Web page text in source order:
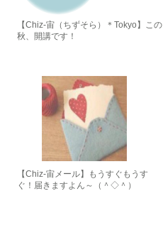
【Chiz-宙（ちずそら）＊Tokyo】この
秋、開講です！
【Chiz-宙メール】もうすぐもうす
ぐ！届きますよん～（＾◇＾）